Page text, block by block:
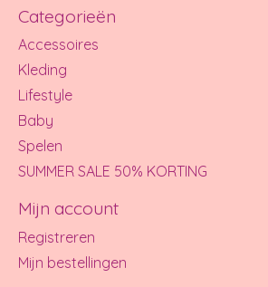
Categorieën
Accessoires
Kleding
Lifestyle
Baby
Spelen
SUMMER SALE 50% KORTING
Mijn account
Registreren
Mijn bestellingen